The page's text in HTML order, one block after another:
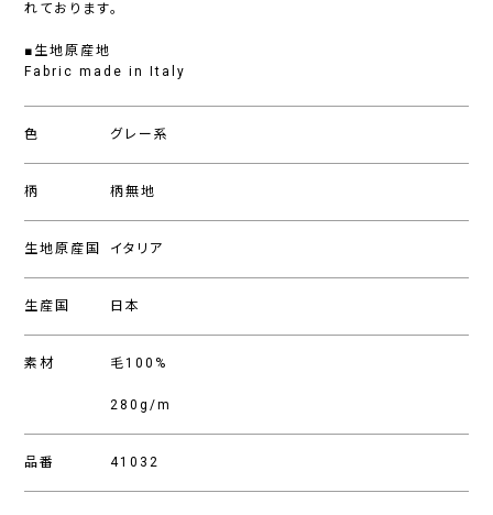
れております。
■生地原産地
Fabric made in Italy
色 グレー系
柄 柄無地
生地原産国 イタリア
生産国 日本
素材 毛100%
280g/m
品番 41032